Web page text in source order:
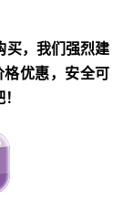
买，我们强烈建
优惠，安全可